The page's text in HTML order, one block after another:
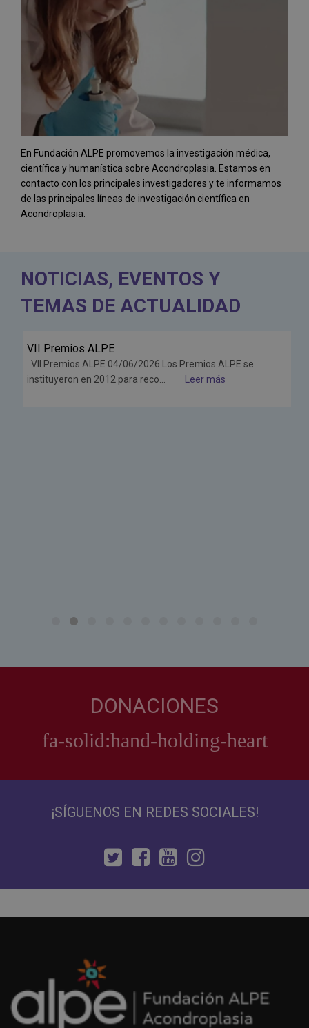
En Fundación ALPE promovemos la investigación médica,
científica y humanística sobre Acondroplasia. Estamos en
contacto con los principales investigadores y te informamos
de las principales líneas de investigación científica en
Acondroplasia.
NOTICIAS, EVENTOS Y
TEMAS DE ACTUALIDAD
Jun
26
VII Premios ALPE
VII Premios ALPE 04/06/2026 Los Premios ALPE se
instituyeron en 2012 para reco...
Leer más
DONACIONES
¡SÍGUENOS EN REDES SOCIALES!